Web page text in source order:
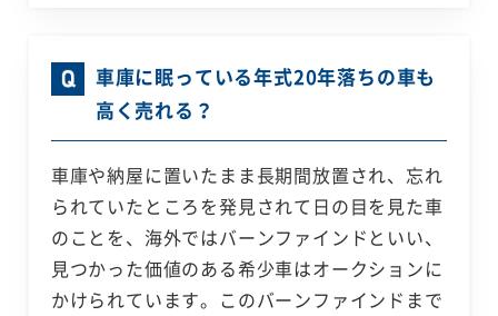
車庫に眠っている年式20年落ちの車も
高く売れる？
車庫や納屋に置いたまま長期間放置され、忘れ
られていたところを発見されて日の目を見た車
のことを、海外ではバーンファインドといい、
見つかった価値のある希少車はオークションに
かけられています。このバーンファインドまで